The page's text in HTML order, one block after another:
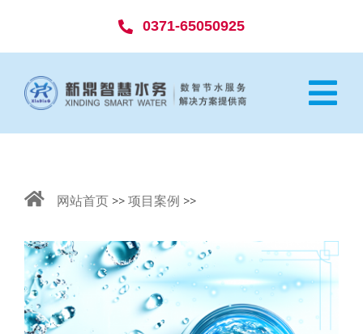
0371-65050925
走进新鼎
解决方案
项目案例
网站首页>> 项目案例 >>